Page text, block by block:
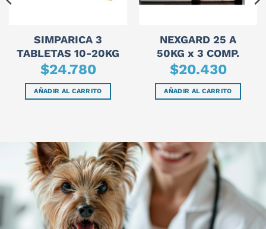
SIMPARICA 3
TABLETAS 10-20KG
$24.780
AÑADIR AL CARRITO
NEXGARD 25 A
50KG x 3 COMP.
$20.430
AÑADIR AL CARRITO